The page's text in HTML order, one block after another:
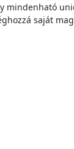
mindenható
saját